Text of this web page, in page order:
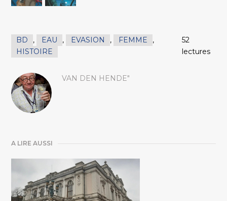
BD , EAU , EVASION , FEMME
,
HISTOIRE
52
lectures
VAN DEN HENDE"
A LIRE AUSSI